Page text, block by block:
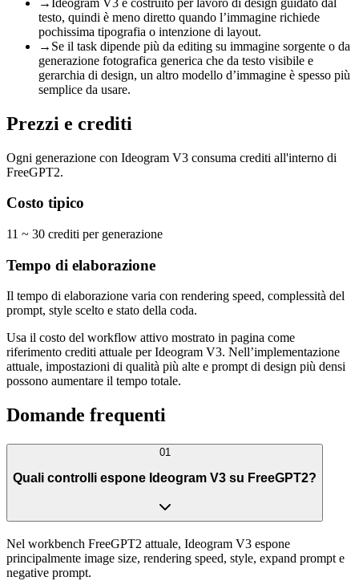
testo, quindi è meno diretto quando l’immagine richiede
pochissima tipografia o intenzione di layout.
→ Se il task dipende più da editing su immagine sorgente o da
generazione fotografica generica che da testo visibile e
gerarchia di design, un altro modello d’immagine è spesso più
semplice da usare.
Prezzi e crediti
Ogni generazione con Ideogram V3 consuma crediti all'interno di
FreeGPT2.
Costo tipico
11 ~ 30 crediti per generazione
Tempo di elaborazione
Il tempo di elaborazione varia con rendering speed, complessità del
prompt, style scelto e stato della coda.
Usa il costo del workflow attivo mostrato in pagina come
riferimento crediti attuale per Ideogram V3. Nell’implementazione
attuale, impostazioni di qualità più alte e prompt di design più densi
possono aumentare il tempo totale.
Domande frequenti
01
Quali controlli espone Ideogram V3 su FreeGPT2?
Nel workbench FreeGPT2 attuale, Ideogram V3 espone
principalmente image size, rendering speed, style, expand prompt e
negative prompt.